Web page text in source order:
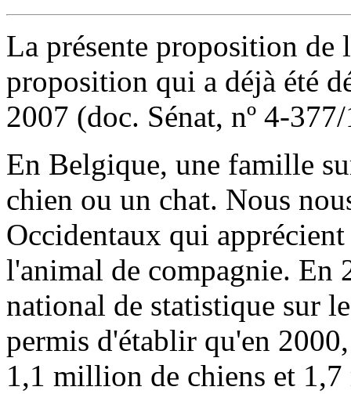
La présente proposition de
proposition qui a déjà été
2007 (doc. Sénat, nº 4-
En Belgique, une famille
chien ou un chat. Nous
Occidentaux qui
l'animal de compagnie. En
national de statistique sur
permis d'établir qu'en
1,1 million de chiens et